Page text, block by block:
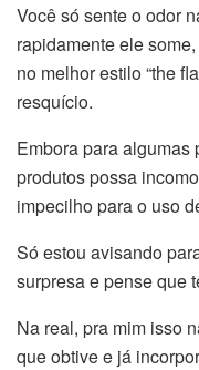
Você só sente o odor
rapidamente ele
no melhor estilo “the
resquício.
Embora para
produtos possa
impecilho para o uso
Só estou avisando
surpresa e pense que
Na real, pra mim isso
que obtive e já